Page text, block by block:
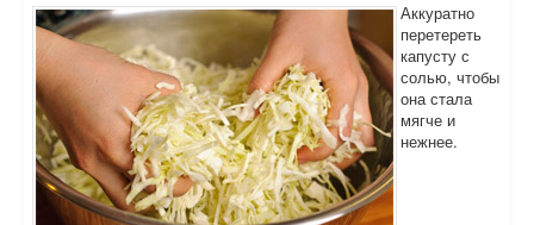
Аккуратно
перетереть
капусту с
солью, чтобы
она стала
мягче и
нежнее.